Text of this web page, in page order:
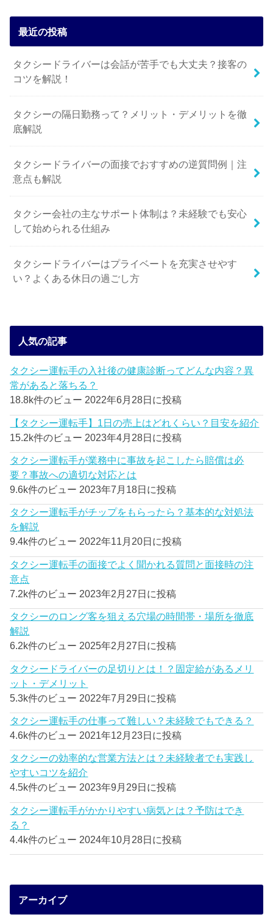
最近の投稿
タクシードライバーは会話が苦手でも大丈夫？接客の
コツを解説！
タクシーの隔日勤務って？メリット・デメリットを徹
底解説
タクシードライバーの面接でおすすめの逆質問例｜注
意点も解説
タクシー会社の主なサポート体制は？未経験でも安心
して始められる仕組み
タクシードライバーはプライベートを充実させやす
い？よくある休日の過ごし方
人気の記事
タクシー運転手の入社後の健康診断ってどんな内容？異
常があると落ちる？
18.8k件のビュー 2022年6月28日に投稿
【タクシー運転手】1日の売上はどれくらい？目安を紹介
15.2k件のビュー 2023年4月28日に投稿
タクシー運転手が業務中に事故を起こしたら賠償は必
要？事故への適切な対応とは
9.6k件のビュー 2023年7月18日に投稿
タクシー運転手がチップをもらったら？基本的な対処法
を解説
9.4k件のビュー 2022年11月20日に投稿
タクシー運転手の面接でよく聞かれる質問と面接時の注
意点
7.2k件のビュー 2023年2月27日に投稿
タクシーのロング客を狙える穴場の時間帯・場所を徹底
解説
6.2k件のビュー 2025年2月27日に投稿
タクシードライバーの足切りとは！？固定給があるメリ
ット・デメリット
5.3k件のビュー 2022年7月29日に投稿
タクシー運転手の仕事って難しい？未経験でもできる？
4.6k件のビュー 2021年12月23日に投稿
タクシーの効率的な営業方法とは？未経験者でも実践し
やすいコツを紹介
4.5k件のビュー 2023年9月29日に投稿
タクシー運転手がかかりやすい病気とは？予防はでき
る？
4.4k件のビュー 2024年10月28日に投稿
アーカイブ